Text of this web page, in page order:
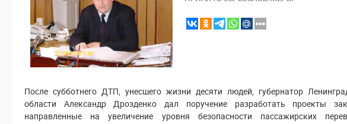
ФОТО: TOSNO-INFO.RU
После субботнего ДТП, унесшего жизни десяти людей, губернатор
области Александр Дрозденко дал поручение разработать проекты
направленные на увеличение уровня безопасности пассажирских